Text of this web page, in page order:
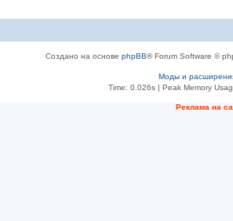
Создано на основе phpBB® Forum Software ©
Моды и
Time: 0.026s| Peak Memory
Рeклама на